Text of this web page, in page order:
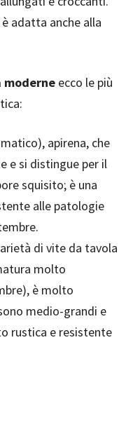
adatta anche alla
moderne ecco le più
apirena, che
e si distingue per il
squisito; è una
alle patologie
di vite da tavola
molto
è molto
medio-grandi e
rustica e resistente